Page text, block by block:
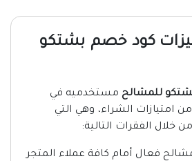
كود خصم بشتكو
للمشالح مستخدميه في
امتيازات الشراء، وهي التي
خلال الفقرات التالية:
فعال أمام كافة عملاء المتجر